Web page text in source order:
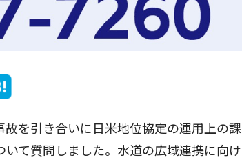
を引き合いに日米地位協定の運用上の課
て質問しました。水道の広域連携に向け